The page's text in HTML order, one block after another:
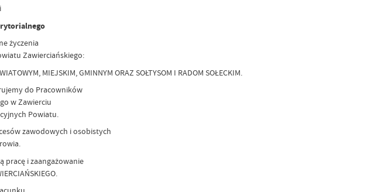
życzenia
Zawierciańskiego:
MIEJSKIM, GMINNYM ORAZ SOŁTYSOM I RADOM SOŁECKIM.
do Pracowników
w Zawierciu
Powiatu.
zawodowych i osobistych
pracę i zaangażowanie